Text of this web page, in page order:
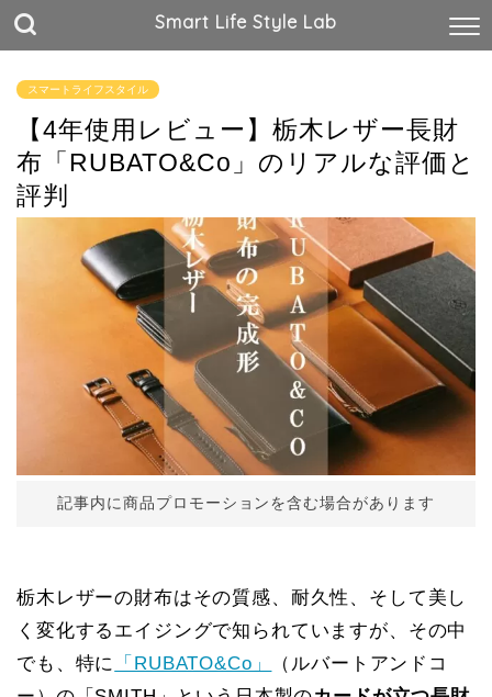
Smart Life Style Lab
スマートライフスタイル
【4年使用レビュー】栃木レザー長財
布「RUBATO&Co」のリアルな評価と
評判
記事内に商品プロモーションを含む場合があります
栃木レザーの財布はその質感、耐久性、そして美し
く変化するエイジングで知られていますが、その中
でも、特に
「RUBATO&Co」
（ルバートアンドコ